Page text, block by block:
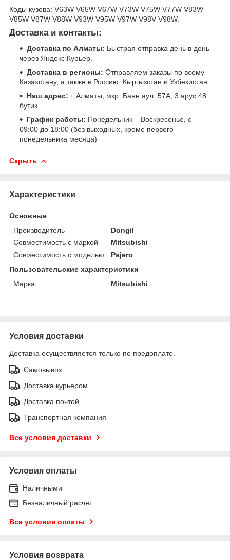
Коды кузова: V63W V65W V67W V73W V75W V77W V83W
V85W V87W V88W V93W V95W V97W V98V V98W.
Доставка и контакты:
Доставка по Алматы: Быстрая отправка день в день
через Яндекс Курьер.
Доставка в регионы: Отправляем заказы по всему
Казахстану, а также в Россию, Кыргызстан и Узбекистан.
Наш адрес: г. Алматы, мкр. Баян аул, 57А, 3 ярус 48
бутик
График работы: Понедельник – Воскресенье, с
09:00 до 18:00 (без выходных, кроме первого
понедельника месяца)
Скрыть
Характеристики
Основные
Производитель
Dongil
Совместимость с маркой
Mitsubishi
Совместимость с моделью
Pajero
Пользовательские характеристики
Марка
Mitsubishi
Условия доставки
Доставка осуществляется только по предоплате.
Самовывоз
Доставка курьером
Доставка почтой
Транспортная компания
Все условия доставки
Условия оплаты
Наличными
Безналичный расчет
Все условия оплаты
Условия возврата